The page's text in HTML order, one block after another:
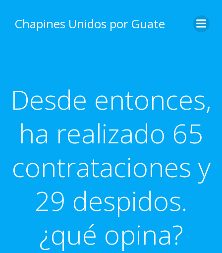
content
Chapines Unidos por Guate
Desde entonces,
ha realizado 65
contrataciones y
29 despidos.
¿qué opina?